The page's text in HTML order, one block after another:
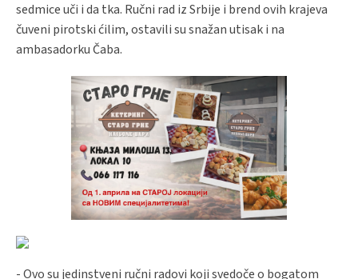
sedmice uči i da tka. Ručni rad iz Srbije i brend ovih krajeva
čuveni pirotski ćilim, ostavili su snažan utisak i na
ambasadorku Čaba.
- Ovo su jedinstveni ručni radovi koji svedoče o bogatom